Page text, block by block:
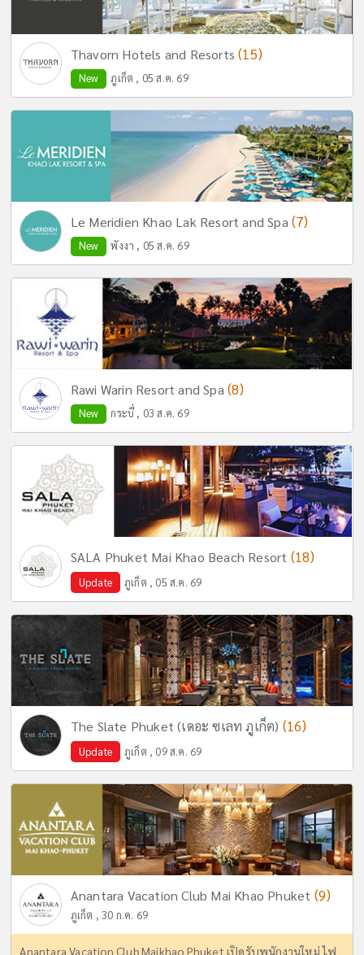
Thavorn Hotels and Resorts(15)
New ภูเก็ต , 05 ส.ค. 69
Le Meridien Khao Lak Resort and Spa (7)
New พังงา , 05 ส.ค. 69
Rawi Warin Resort and Spa (8)
New กระบี่ , 03 ส.ค. 69
SALA Phuket Mai Khao Beach Resort (18)
Update ภูเก็ต , 05 ส.ค. 69
The Slate Phuket (เดอะ ซเลท ภูเก็ต) (16)
Update ภูเก็ต , 09 ส.ค. 69
Anantara Vacation Club Mai Khao Phuket (9)
ภูเก็ต , 30 ก.ค. 69
Anantara Vacation Club Maikhao Phuket เปิดรับพนักงานใหม่ ไฟ